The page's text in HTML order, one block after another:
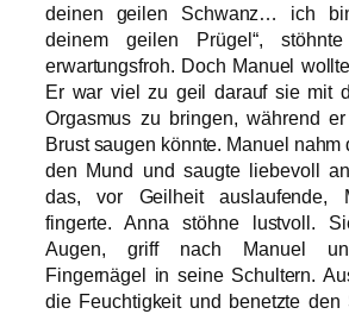
deinen geilen Schwanz… ich
deinem geilen Prügel“,
erwartungsfroh. Doch Manuel
Er war viel zu geil darauf sie mit
Orgasmus zu bringen, während
Brust saugen könnte. Manuel nahm
den Mund und saugte liebevoll
das, vor Geilheit auslaufende,
fingerte. Anna stöhne lustvoll.
Augen, griff nach Manuel
Fingernägel in seine Schultern.
die Feuchtigkeit und benetzte den